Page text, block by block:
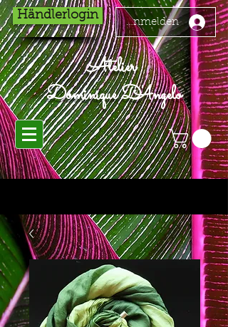
Händlerlogin
Anmelden
Atelier
Dominique D'Angelo